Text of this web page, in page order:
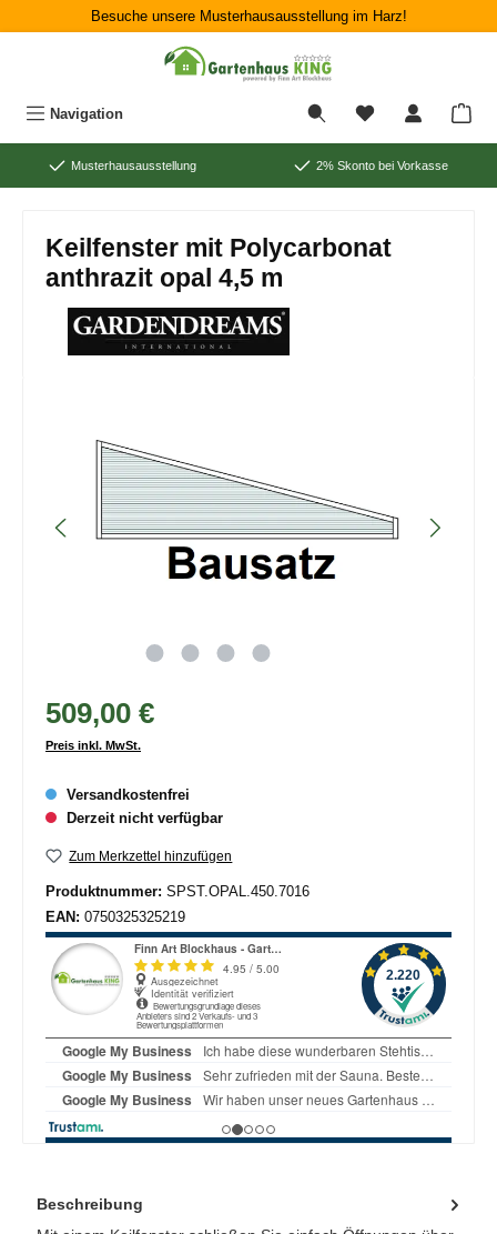
Zum Hauptinhalt springenBesuche unsere Musterhausausstellung im Harz!
Navigation
Musterhausausstellung 2% Skonto bei Vorkasse
Keilfenster mit Polycarbonat
anthrazit opal 4,5 m
509,00 €
Preis inkl. MwSt.
Versandkostenfrei
Derzeit nicht verfügbar
Zum Merkzettel hinzufügen
Produktnummer: SPST.OPAL.450.7016
EAN: 0750325325219
Beschreibung